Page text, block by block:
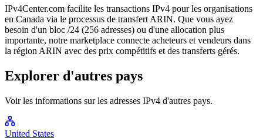
IPv4Center.com facilite les transactions IPv4 pour les organisations
en Canada via le processus de transfert ARIN. Que vous ayez
besoin d'un bloc /24 (256 adresses) ou d'une allocation plus
importante, notre marketplace connecte acheteurs et vendeurs dans
la région ARIN avec des prix compétitifs et des transferts gérés.
Explorer d'autres pays
Voir les informations sur les adresses IPv4 d'autres pays.
United States